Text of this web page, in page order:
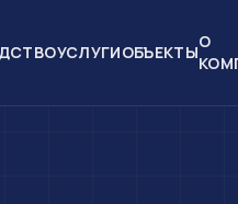
УСЛУГИОБЪЕКТЫ
О